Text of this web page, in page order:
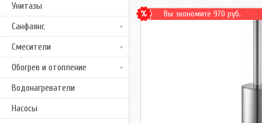
Унитазы
Санфаянс
Смесители
Обогрев и отопление
Водонагреватели
Насосы
Вы экономите 970 руб.